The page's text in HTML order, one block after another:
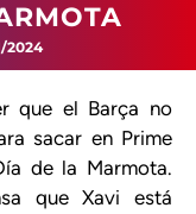
2024
que el Barça no
sacar en Prime
de la Marmota.
que Xavi está